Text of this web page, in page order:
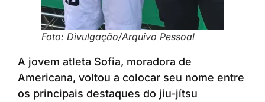
Foto: Divulgação/Arquivo Pessoal
A jovem atleta Sofia, moradora de
Americana, voltou a colocar seu nome entre
os principais destaques do jiu-jítsu